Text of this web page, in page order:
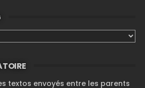
textos envoyés entre les parents